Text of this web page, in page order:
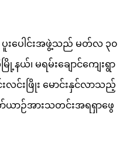
ပူးပေါင်းအဖွဲ့သည် မတ်လ ၃၀
ယ်၊ မရမ်းချောင်ကျေးရွာ
င်းဖြိုး မောင်းနှင်လာသည့်
ော်ယာဉ်အားသတင်းအရရှာဖွေ